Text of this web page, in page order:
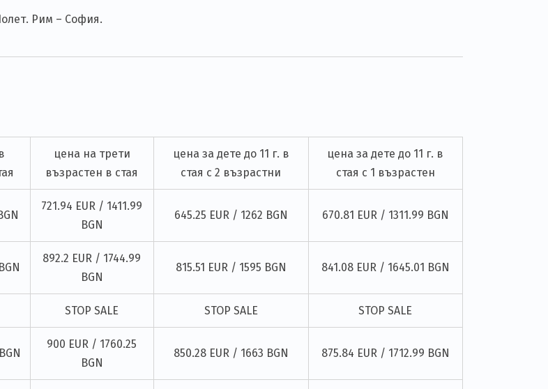
Рим – София.
цена на трети
възрастен в стая
цена за дете до 11 г. в
стая с 2 възрастни
цена за дете до 11 г. в
стая с 1 възрастен
721.94 EUR / 1411.99
BGN
645.25 EUR / 1262 BGN 670.81 EUR / 1311.99 BGN
892.2 EUR / 1744.99
BGN
815.51 EUR / 1595 BGN 841.08 EUR / 1645.01 BGN
STOP SALE STOP SALE STOP SALE
900 EUR / 1760.25
BGN
850.28 EUR / 1663 BGN 875.84 EUR / 1712.99 BGN